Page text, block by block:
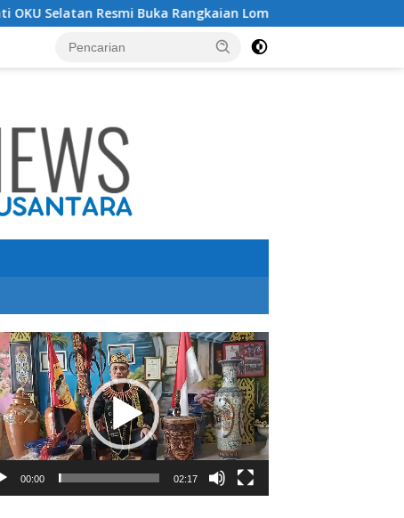
Buka Rangkaian Lomba Peringatan HUT RI ke-81 Tahun
00:00 02:17